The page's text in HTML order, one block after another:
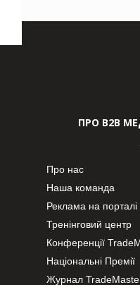
ПРО В2В
Про нас
Наша команда
Реклама на порталі
Тренінговий центр
Конференції
Національні Премії
Журнал